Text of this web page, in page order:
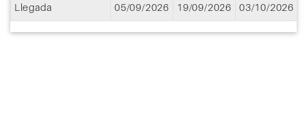
Llegada 05/09/2026 19/09/2026 03/10/2026